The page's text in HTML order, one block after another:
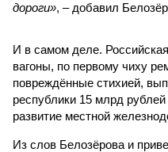
дороги», – добавил
И в самом деле.
вагоны, по первому чиху
повреждённые стихией,
республики 15 млрд
развитие местной
Из слов Белозёрова и